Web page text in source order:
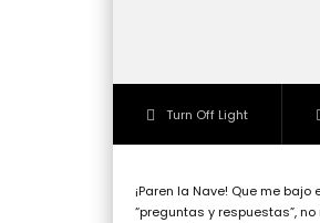
Turn Off Light
¡Paren la Nave! Que me
“preguntas y respuestas”,